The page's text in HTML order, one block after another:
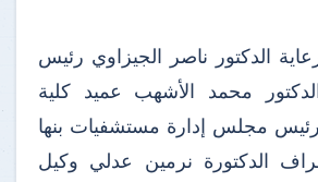
الدكتور ناصر الجيزاوي رئيس
محمد الأشهب عميد كلية
مجلس إدارة مستشفيات بنها
الدكتورة نرمين عدلي وكيل